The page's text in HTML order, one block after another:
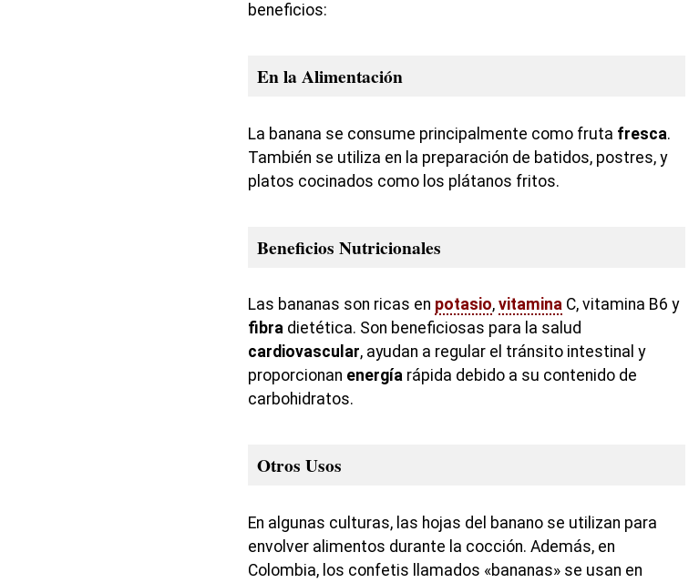
beneficios:
En la Alimentación
La banana se consume principalmente como fruta fresca.
También se utiliza en la preparación de batidos, postres, y
platos cocinados como los plátanos fritos.
Beneficios Nutricionales
Las bananas son ricas en potasio, vitamina C, vitamina B6 y
fibra dietética. Son beneficiosas para la salud
cardiovascular, ayudan a regular el tránsito intestinal y
proporcionan energía rápida debido a su contenido de
carbohidratos.
Otros Usos
En algunas culturas, las hojas del banano se utilizan para
envolver alimentos durante la cocción. Además, en
Colombia, los confetis llamados «bananas» se usan en